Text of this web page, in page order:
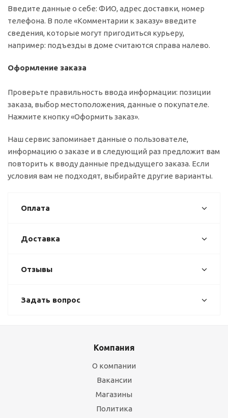
Введите данные о себе: ФИО, адрес доставки, номер
телефона. В поле «Комментарии к заказу» введите
сведения, которые могут пригодиться курьеру,
например: подъезды в доме считаются справа налево.
Оформление заказа
Проверьте правильность ввода информации: позиции
заказа, выбор местоположения, данные о покупателе.
Нажмите кнопку «Оформить заказ».
Наш сервис запоминает данные о пользователе,
информацию о заказе и в следующий раз предложит вам
повторить к вводу данные предыдущего заказа. Если
условия вам не подходят, выбирайте другие варианты.
Оплата
Доставка
Отзывы
Задать вопрос
Компания
О компании
Вакансии
Магазины
Политика